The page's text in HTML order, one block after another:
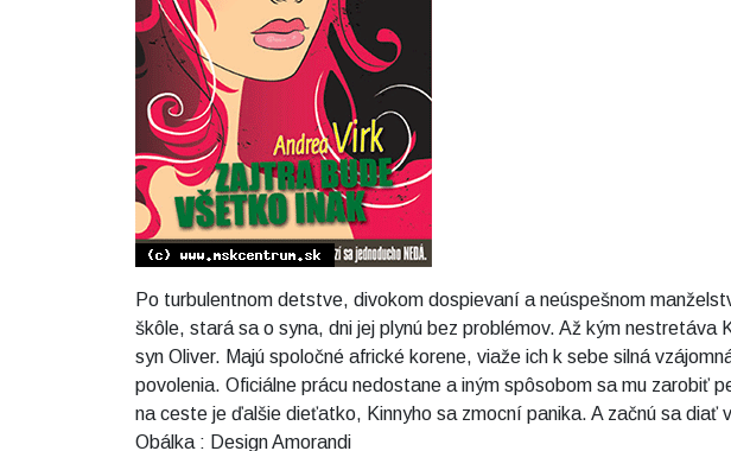
Po turbulentnom detstve, divokom dospievaní a neúspešnom
škôle, stará sa o syna, dni jej plynú bez problémov. Až kým
syn Oliver. Majú spoločné africké korene, viaže ich k sebe silná
povolenia. Oficiálne prácu nedostane a iným spôsobom sa mu zarobiť
na ceste je ďalšie dieťatko, Kinnyho sa zmocní panika. A začnú sa diať
Obálka : Design Amorandi